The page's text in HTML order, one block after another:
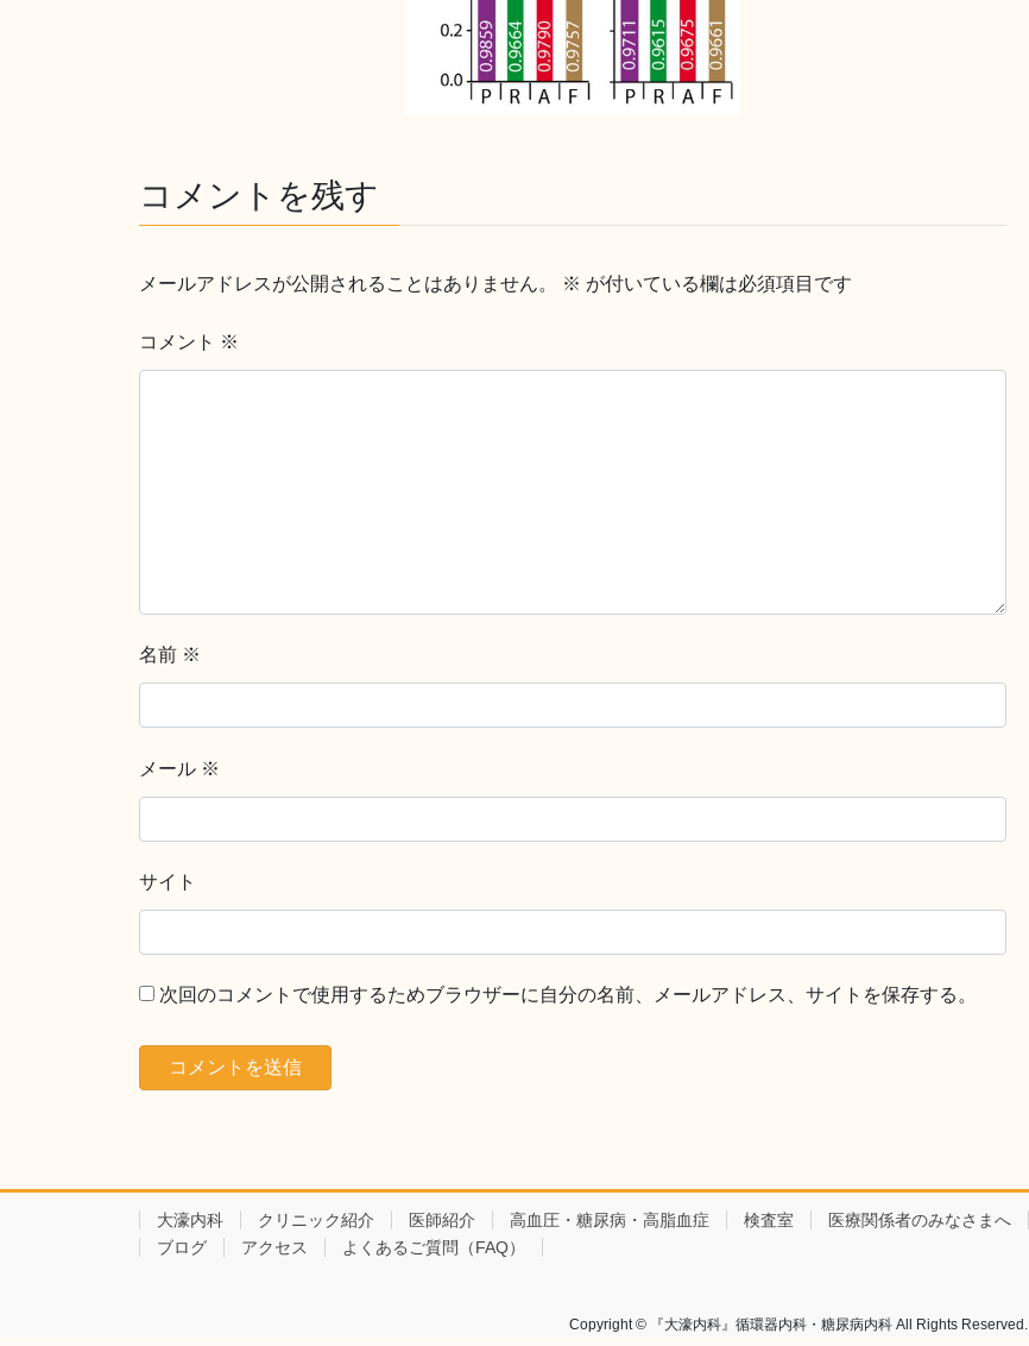
コメントを残す
メールアドレスが公開されることはありません。 ※ が付いている欄は必須項目です
コメント ※
名前 ※
メール ※
サイト
次回のコメントで使用するためブラウザーに自分の名前、メールアドレス、サイトを保存する。
大濠内科 クリニック紹介 医師紹介 高血圧・糖尿病・高脂血症 検査室 医療関係者のみなさまへ
ブログ
アクセス よくあるご質問（FAQ）
Copyright © 『大濠内科』循環器内科・糖尿病内科 All Rights Reserved.